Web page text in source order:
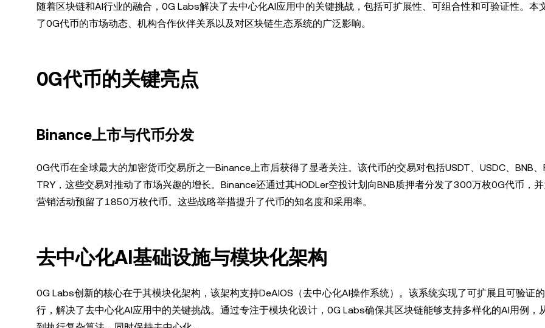
随着区块链和AI行业的融合，0G Labs解决了去中心化AI应用中的关键挑战，包括可扩展性、可组合性和可验证性。本
了0G代币的市场动态、机构合作伙伴关系以及对区块链生态系统的广泛影响。
0G代币的关键亮点
Binance上市与代币分发
0G代币在全球最大的加密货币交易所之一Binance上市后获得了显著关注。该代币的交易对包括USDT、USDC、BNB、
TRY，这些交易对推动了市场兴趣的增长。Binance还通过其HODLer空投计划向BNB质押者分发了300万枚0G代币，
营销活动预留了1850万枚代币。这些战略举措提升了代币的知名度和采用率。
去中心化AI基础设施与模块化架构
0G Labs创新的核心在于其模块化架构，该架构支持DeAIOS（去中心化AI操作系统）。该系统实现了可扩展且可验证
行，解决了去中心化AI应用中的关键挑战。通过专注于模块化设计，0G Labs确保其区块链能够支持多样化的AI用例，